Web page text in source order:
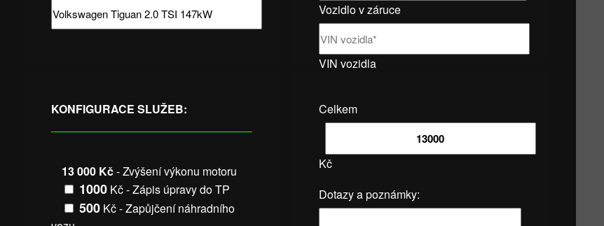
Vozidlo v záruce
VIN vozidla
KONFIGURACE SLUŽEB:
13 000 Kč- Zvýšení výkonu motoru
1000Kč - Zápis úpravy do TP
500Kč - Zapůjčení náhradního
Celkem
Kč
Dotazy a poznámky: